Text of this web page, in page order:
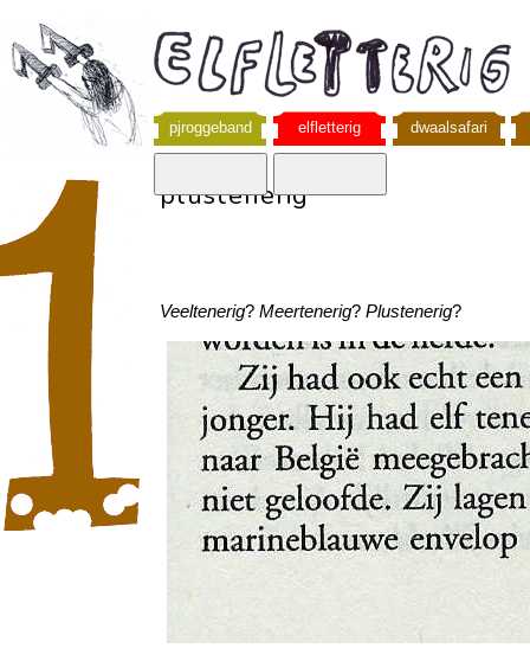
pjroggeband elfletterig dwaalsafari
plustenerig
Veeltenerig? Meertenerig? Plustenerig?